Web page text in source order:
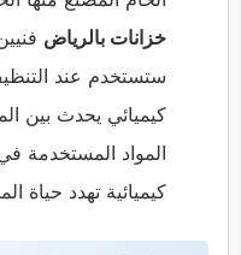
خزانات بالرياض
ستستخدم عند
كيميائي يحدث بين
المواد المستخدمة
كيميائية تهدد حياة